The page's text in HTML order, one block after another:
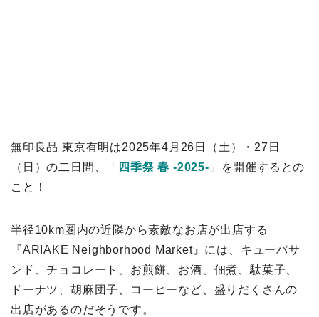
無印良品 東京有明は2025年4月26日（土）・27日
（日）の二日間、「 四季祭 春 -2025- 」を開催するとの
こと！
半径10km圏内の近隣から素敵なお店が出店する
『ARIAKE Neighborhood Market』には、キューバサ
ンド、チョコレート、お煎餅、お酒、佃煮、駄菓子、
ドーナツ、胡麻団子、コーヒーなど、盛りだくさんの
出店があるのだそうです。